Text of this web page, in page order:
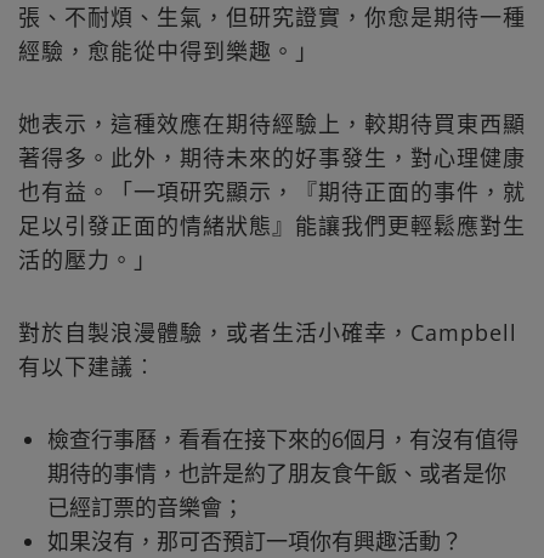
張、不耐煩、生氣，但研究證實，你愈是期待一種
經驗，愈能從中得到樂趣。」
她表示，這種效應在期待經驗上，較期待買東西顯
著得多。此外，期待未來的好事發生，對心理健康
也有益。「一項研究顯示，『期待正面的事件，就
足以引發正面的情緒狀態』能讓我們更輕鬆應對生
活的壓力。」
對於自製浪漫體驗，或者生活小確幸，Campbell
有以下建議︰
檢查行事曆，看看在接下來的6個月，有沒有值得
期待的事情，也許是約了朋友食午飯、或者是你
已經訂票的音樂會；
如果沒有，那可否預訂一項你有興趣活動？